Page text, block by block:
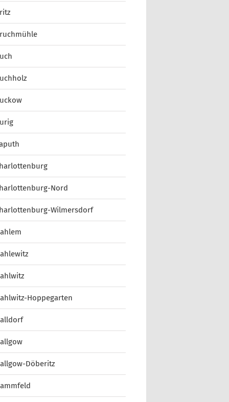
Nord
Wilmersdorf
Hoppegarten
Döberitz